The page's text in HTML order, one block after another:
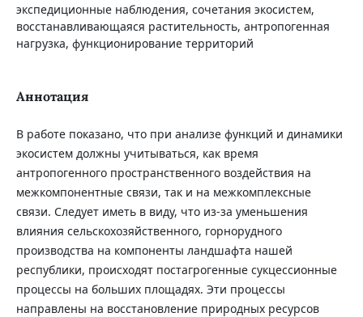
экспедиционные наблюдения, сочетания экосистем,
восстанавливающаяся растительность, антропогенная
нагрузка, функционирование территорий
Аннотация
В работе показано, что при анализе функций и динамики
экосистем должны учитываться, как время
антропогенного пространственного воздействия на
межкомпонентные связи, так и на межкомплексные
связи. Следует иметь в виду, что из-за уменьшения
влияния сельскохозяйственного, горнорудного
производства на компоненты ландшафта нашей
республики, происходят постагрогенные сукцессионные
процессы на больших площадях. Эти процессы
направлены на восстановление прирoдных ресурсов